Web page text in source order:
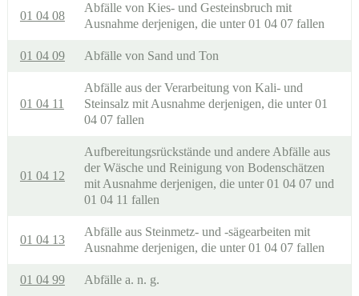
01 04 08
Abfälle von Kies- und Gesteinsbruch mit
Ausnahme derjenigen, die unter 01 04 07 fallen
01 04 09 Abfälle von Sand und Ton
01 04 11
Abfälle aus der Verarbeitung von Kali- und
Steinsalz mit Ausnahme derjenigen, die unter 01
04 07 fallen
01 04 12
Aufbereitungsrückstände und andere Abfälle aus
der Wäsche und Reinigung von Bodenschätzen
mit Ausnahme derjenigen, die unter 01 04 07 und
01 04 11 fallen
01 04 13
Abfälle aus Steinmetz- und -sägearbeiten mit
Ausnahme derjenigen, die unter 01 04 07 fallen
01 04 99 Abfälle a. n. g.